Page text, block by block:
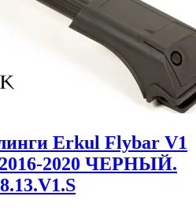
Erkul Flybar V1
2020 ЧЕРНЫЙ.